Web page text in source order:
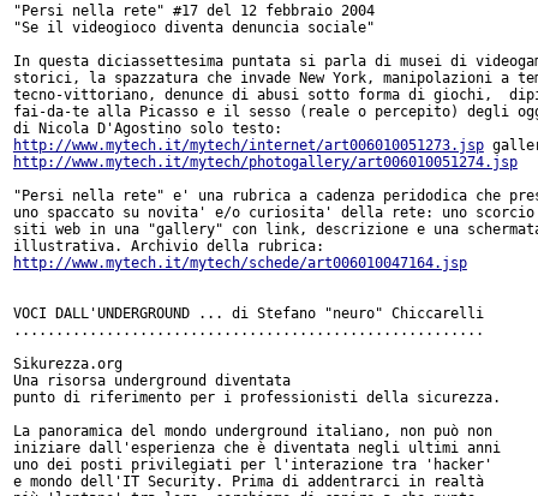
"Persi nella rete" #17 del 12 febbraio 2004
"Se il videogioco diventa denuncia sociale"
In questa diciassettesima puntata si parla di musei di
storici, la spazzatura che invade New York, manipolazioni a
tecno-vittoriano, denunce di abusi sotto forma di giochi,
fai-da-te alla Picasso e il sesso (reale o percepito) degli
http://www.mytech.it/mytech/internet/art006010051273.jsp
http://www.mytech.it/mytech/photogallery/art006010051274.jsp
"Persi nella rete" e' una rubrica a cadenza peridodica che
uno spaccato su novita' e/o curiosita' della rete: uno
siti web in una "gallery" con link, descrizione e una
http://www.mytech.it/mytech/schede/art006010047164.jsp
VOCI DALL'UNDERGROUND ... di Stefano "neuro" Chiccarelli
........................................................
Sikurezza.org
Una risorsa underground diventata
punto di riferimento per i professionisti della sicurezza.
La panoramica del mondo underground italiano, non può non
iniziare dall'esperienza che è diventata negli ultimi anni
uno dei posti privilegiati per l'interazione tra 'hacker'
e mondo dell'IT Security. Prima di addentrarci in realtà